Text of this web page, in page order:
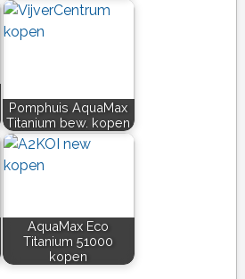
Pomphuis AquaMax
Titanium bew. kopen
AquaMax Eco
Titanium 51000
kopen